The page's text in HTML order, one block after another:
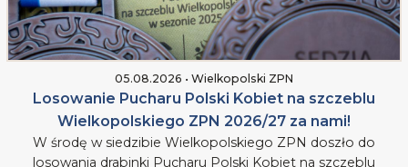
05.08.2026 • Wielkopolski ZPN
Losowanie Pucharu Polski Kobiet na szczeblu
Wielkopolskiego ZPN 2026/27 za nami!
W środę w siedzibie Wielkopolskiego ZPN doszło do
losowania drabinki Pucharu Polski Kobiet na szczeblu